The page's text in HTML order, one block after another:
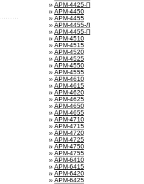
АРМ-4425-П
АРМ-4450
АРМ-4455
АРМ-4455-Л
АРМ-4455-П
АРМ-4510
АРМ-4515
АРМ-4520
АРМ-4525
АРМ-4550
АРМ-4555
АРМ-4610
АРМ-4615
АРМ-4620
АРМ-4625
АРМ-4650
АРМ-4655
АРМ-4710
АРМ-4715
АРМ-4720
АРМ-4725
АРМ-4750
АРМ-4755
АРМ-6410
АРМ-6415
АРМ-6420
АРМ-6425